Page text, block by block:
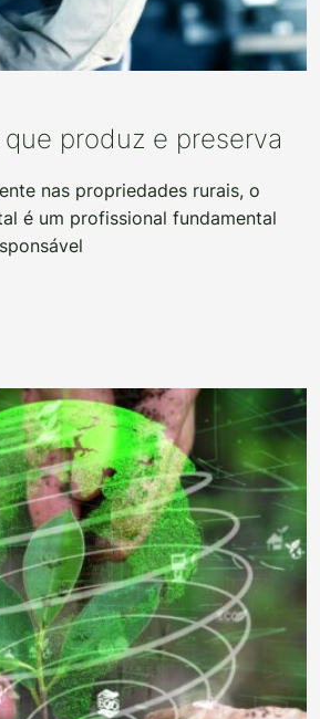
produz e preserva
nas propriedades rurais, o
é um profissional fundamental